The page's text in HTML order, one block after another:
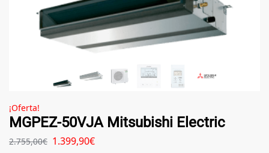
¡Oferta!
MGPEZ-50VJA Mitsubishi Electric
2.755,00€ 1.399,90€